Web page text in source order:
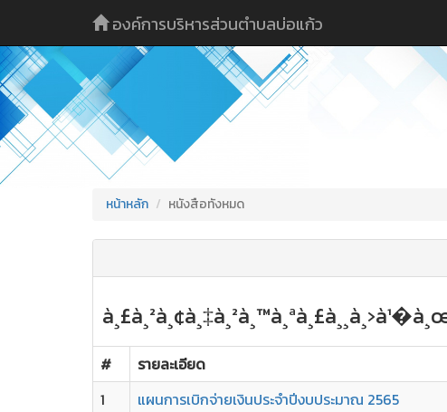
องค์การบริหารส่วนตำบลบ่อแก้ว
หน้าหลัก หนังสือทังหมด
# รายละเอียด
1
แผนการเบิกจ่ายเงินประจำปีงบประมาณ 2565